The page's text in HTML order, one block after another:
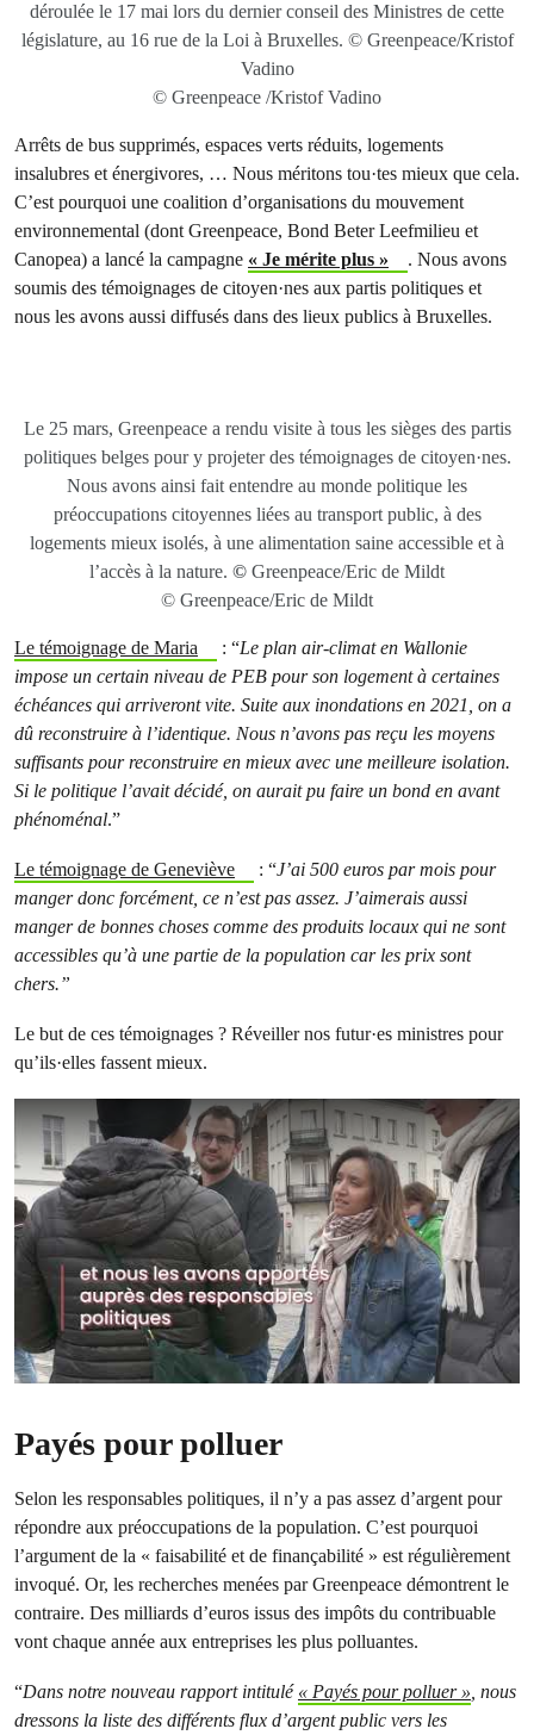
déroulée le 17 mai lors du dernier conseil des Ministres de cette
législature, au 16 rue de la Loi à Bruxelles. © Greenpeace/Kristof
Vadino
© Greenpeace /Kristof Vadino
Arrêts de bus supprimés, espaces verts réduits, logements
insalubres et énergivores, … Nous méritons tou·tes mieux que cela.
C’est pourquoi une coalition d’organisations du mouvement
environnemental (dont Greenpeace, Bond Beter Leefmilieu et
Canopea) a lancé la campagne « Je mérite plus »
. Nous avons
soumis des témoignages de citoyen·nes aux partis politiques et
nous les avons aussi diffusés dans des lieux publics à Bruxelles.
Le 25 mars, Greenpeace a rendu visite à tous les sièges des partis
politiques belges pour y projeter des témoignages de citoyen·nes.
Nous avons ainsi fait entendre au monde politique les
préoccupations citoyennes liées au transport public, à des
logements mieux isolés, à une alimentation saine accessible et à
l’accès à la nature. © Greenpeace/Eric de Mildt
© Greenpeace/Eric de Mildt
Le témoignage de Maria : “Le plan air-climat en Wallonie
impose un certain niveau de PEB pour son logement à certaines
échéances qui arriveront vite. Suite aux inondations en 2021, on a
dû reconstruire à l’identique. Nous n’avons pas reçu les moyens
suffisants pour reconstruire en mieux avec une meilleure isolation.
Si le politique l’avait décidé, on aurait pu faire un bond en avant
phénoménal.”
Le témoignage de Geneviève : “J’ai 500 euros par mois pour
manger donc forcément, ce n’est pas assez. J’aimerais aussi
manger de bonnes choses comme des produits locaux qui ne sont
accessibles qu’à une partie de la population car les prix sont
chers.”
Le but de ces témoignages ? Réveiller nos futur·es ministres pour
qu’ils·elles fassent mieux.
Payés pour polluer
Selon les responsables politiques, il n’y a pas assez d’argent pour
répondre aux préoccupations de la population. C’est pourquoi
l’argument de la « faisabilité et de finançabilité » est régulièrement
invoqué. Or, les recherches menées par Greenpeace démontrent le
contraire. Des milliards d’euros issus des impôts du contribuable
vont chaque année aux entreprises les plus polluantes.
“Dans notre nouveau rapport intitulé « Payés pour polluer » , nous
dressons la liste des différents flux d’argent public vers les